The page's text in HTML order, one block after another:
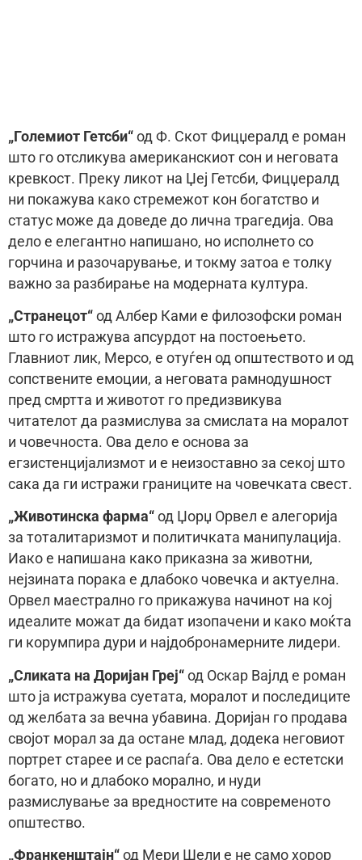
„Големиот Гетсби“ од Ф. Скот Фицџералд е роман
што го отсликува американскиот сон и неговата
кревкост. Преку ликот на Џеј Гетсби, Фицџералд
ни покажува како стремежот кон богатство и
статус може да доведе до лична трагедија. Ова
дело е елегантно напишано, но исполнето со
горчина и разочарување, и токму затоа е толку
важно за разбирање на модерната култура.
„Странецот“ од Албер Ками е филозофски роман
што го истражува апсурдот на постоењето.
Главниот лик, Мерсо, е отуѓен од општеството и од
сопствените емоции, а неговата рамнодушност
пред смртта и животот го предизвикува
читателот да размислува за смислата на моралот
и човечноста. Ова дело е основа за
егзистенцијализмот и е неизоставно за секој што
сака да ги истражи границите на човечката свест.
„Животинска фарма“ од Џорџ Орвел е алегорија
за тоталитаризмот и политичката манипулација.
Иако е напишана како приказна за животни,
нејзината порака е длабоко човечка и актуелна.
Орвел маестрално го прикажува начинот на кој
идеалите можат да бидат изопачени и како моќта
ги корумпира дури и најдобронамерните лидери.
„Сликата на Доријан Греј“ од Оскар Вајлд е роман
што ја истражува суетата, моралот и последиците
од желбата за вечна убавина. Доријан го продава
својот морал за да остане млад, додека неговиот
портрет старее и се распаѓа. Ова дело е естетски
богато, но и длабоко морално, и нуди
размислување за вредностите на современото
општество.
„Франкенштајн“ од Мери Шели е не само хорор